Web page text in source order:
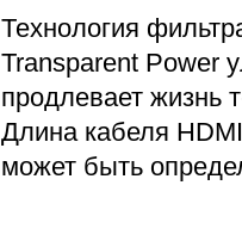
Технология
Transparent Power
продлевает жизнь
Длина кабеля
может быть